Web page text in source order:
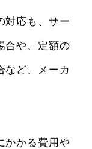
対応も、サー
合や、定額の
など、メーカ
かかる費用や